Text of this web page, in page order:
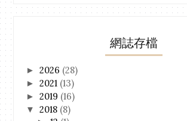
網誌存檔
►2026 (28)
►2021 (13)
►2019 (16)
▼2018 (8)